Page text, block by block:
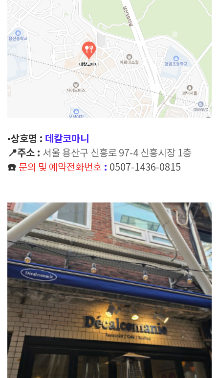
▪️상호명 : 데칼코마니
📍주소 : 서울 용산구 신흥로 97-4 신흥시장 1층
☎️ 문의 및 예약전화번호 : 0507-1436-0815